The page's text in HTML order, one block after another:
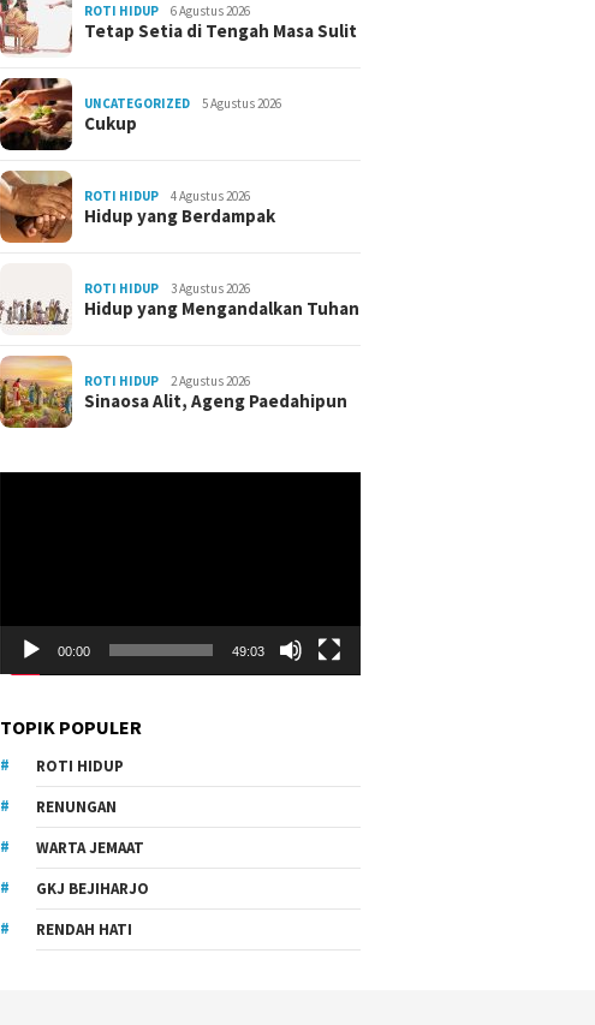
ROTI HIDUP 6 Agustus 2026
Tetap Setia di Tengah Masa Sulit
UNCATEGORIZED 5 Agustus 2026
Cukup
ROTI HIDUP 4 Agustus 2026
Hidup yang Berdampak
ROTI HIDUP 3 Agustus 2026
Hidup yang Mengandalkan Tuhan
ROTI HIDUP 2 Agustus 2026
Sinaosa Alit, Ageng Paedahipun
00:00 49:03
TOPIK POPULER
ROTI HIDUP
RENUNGAN
WARTA JEMAAT
GKJ BEJIHARJO
RENDAH HATI